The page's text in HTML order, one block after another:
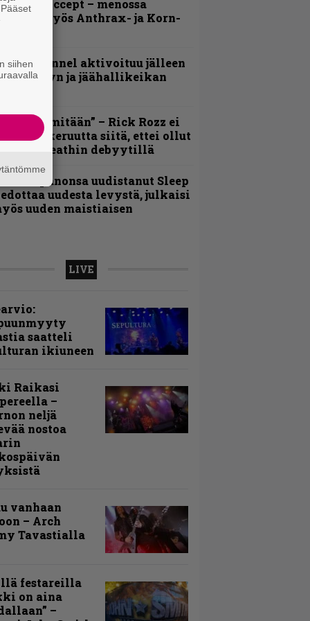
Accept – menossa
myös Anthrax- ja Korn-
Channel aktivoituu jälleen
levyn ja jäähallikeikan
kadu mitään” – Rick Rozz ei
katkeruutta siitä, ettei ollut
Deathin debyytillä
uudistanut Sleep
uudesta levystä, julkaisi
uuden maistiaisen
LIVE
saatteli
ikiuneen
Raikasi
–
neljä
nostoa
vanhaan
– Arch
Tavastialla
festareilla
on aina
–
siihen